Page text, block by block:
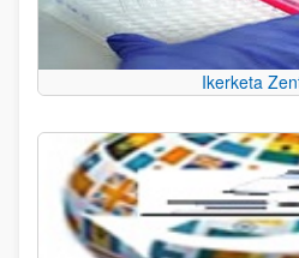
Ikerketa